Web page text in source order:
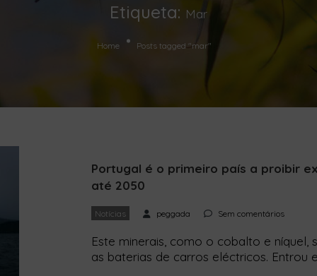
Etiqueta: Mar
Home Posts tagged "mar"
Portugal é o primeiro país a proibir
até 2050
Notícias peggada Sem comentários
Este minerais, como o cobalto e níquel,
as baterias de carros eléctricos. Entrou